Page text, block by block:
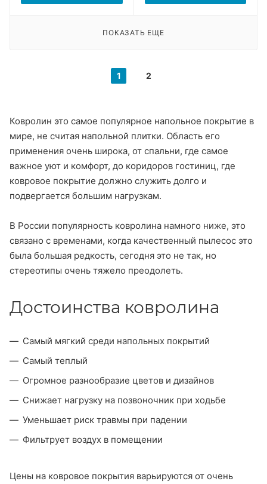
ПОКАЗАТЬ ЕЩЕ
1 2
Ковролин это самое популярное напольное покрытие в
мире, не считая напольной плитки. Область его
применения очень широка, от спальни, где самое
важное уют и комфорт, до коридоров гостиниц, где
ковровое покрытие должно служить долго и
подвергается большим нагрузкам.
В России популярность ковролина намного ниже, это
связано с временами, когда качественный пылесос это
была большая редкость, сегодня это не так, но
стереотипы очень тяжело преодолеть.
Достоинства ковролина
Самый мягкий среди напольных покрытий
Самый теплый
Огромное разнообразие цветов и дизайнов
Снижает нагрузку на позвоночник при ходьбе
Уменьшает риск травмы при падении
Фильтрует воздух в помещении
Цены на ковровое покрытия варьируются от очень